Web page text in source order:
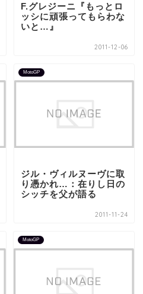
F.グレジーニ『もっとロ
ッシに頑張ってもらわな
いと…』
2011-12-06
MotoGP
ジル・ヴィルヌーヴに取
り憑かれ…：在りし日の
シッチを父が語る
2011-11-24
MotoGP